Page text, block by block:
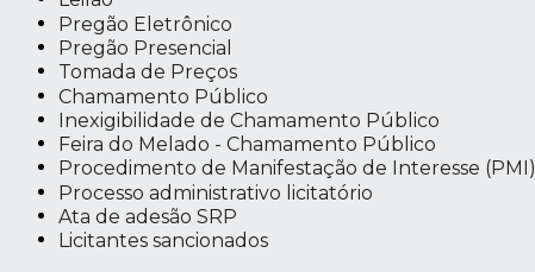
Pregão Eletrônico
Pregão Presencial
Tomada de Preços
Chamamento Público
Inexigibilidade de Chamamento Público
Feira do Melado - Chamamento Público
Procedimento de Manifestação de Interesse (PMI)
Processo administrativo licitatório
Ata de adesão SRP
Licitantes sancionados